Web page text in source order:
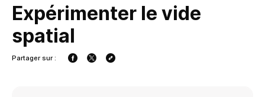
Expérimenter le vide
spatial
Partager sur :